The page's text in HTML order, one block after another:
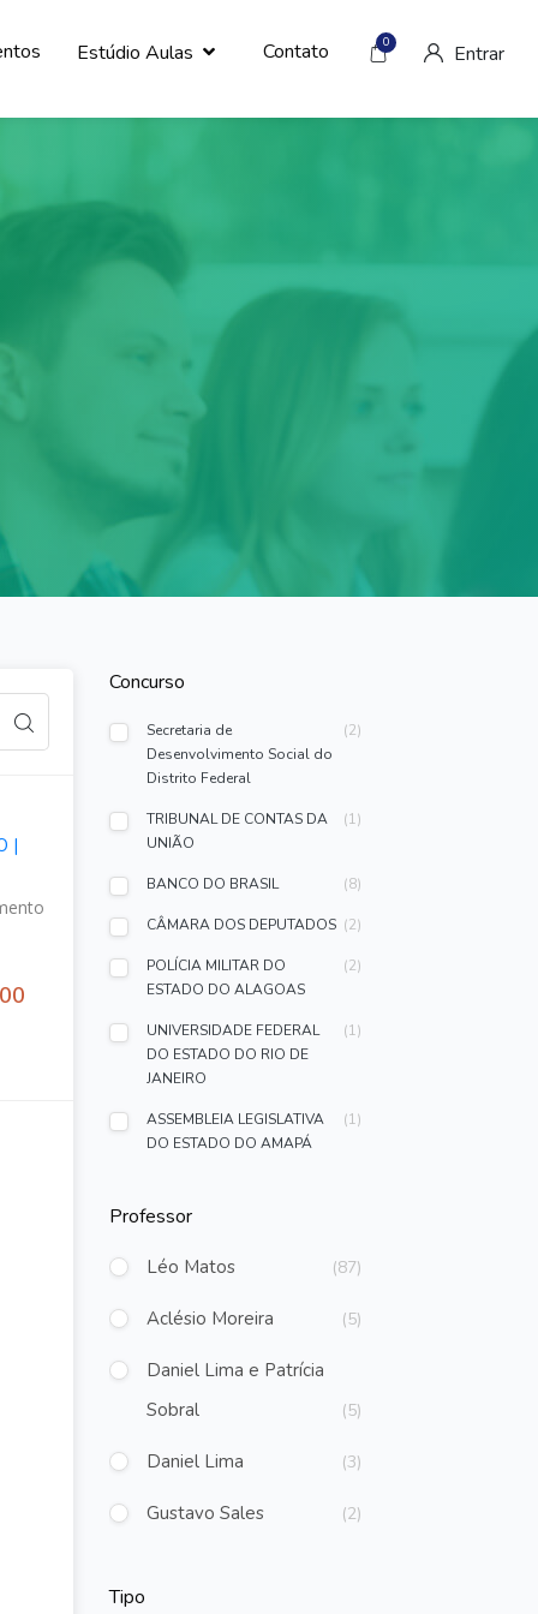
0 Entrar
Contato
Estúdio Aulas
|
Concurso
Secretaria de
Desenvolvimento Social do
Distrito Federal
(2)
TRIBUNAL DE CONTAS DA
UNIÃO
(1)
BANCO DO BRASIL (8)
CÂMARA DOS DEPUTADOS (2)
POLÍCIA MILITAR DO
ESTADO DO ALAGOAS
(2)
UNIVERSIDADE FEDERAL
DO ESTADO DO RIO DE
JANEIRO
(1)
ASSEMBLEIA LEGISLATIVA
DO ESTADO DO AMAPÁ
(1)
Professor
Léo Matos (87)
Aclésio Moreira (5)
Daniel Lima e Patrícia
Sobral
(5)
Daniel Lima (3)
Gustavo Sales (2)
Tipo